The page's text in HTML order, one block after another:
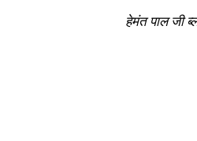
हेमंत पाल जी